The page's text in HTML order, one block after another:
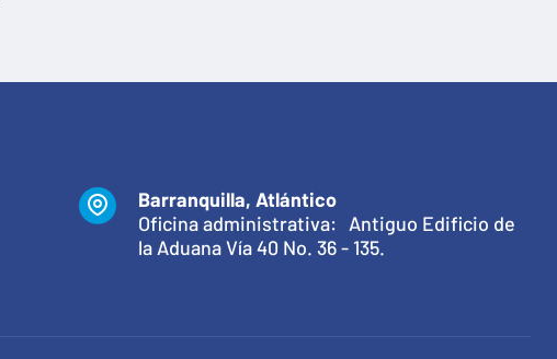
Barranquilla, Atlántico
Oficina administrativa: Antiguo Edificio de
la Aduana Vía 40 No. 36 - 135.